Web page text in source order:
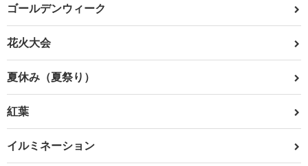
ゴールデンウィーク
花火大会
夏休み（夏祭り）
紅葉
イルミネーション